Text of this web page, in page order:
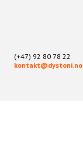
(+47) 92 80 78 22
kontakt@dystoni.no